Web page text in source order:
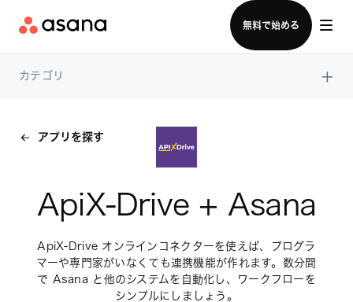
無料で始める
セールスチームに問い合わせる
カテゴリ ×
アプリを探す
ApiX-Drive + Asana
ApiX-Drive オンラインコネクターを使えば、プログラ
マーや専門家がいなくても連携機能が作れます。数分間
で Asana と他のシステムを自動化し、ワークフローを
シンプルにしましょう。